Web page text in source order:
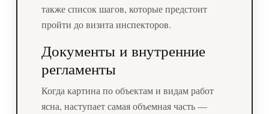
также список шагов, которые предстоит
пройти до визита инспекторов.
Документы и внутренние
регламенты
Когда картина по объектам и видам работ
ясна, наступает самая объемная часть —